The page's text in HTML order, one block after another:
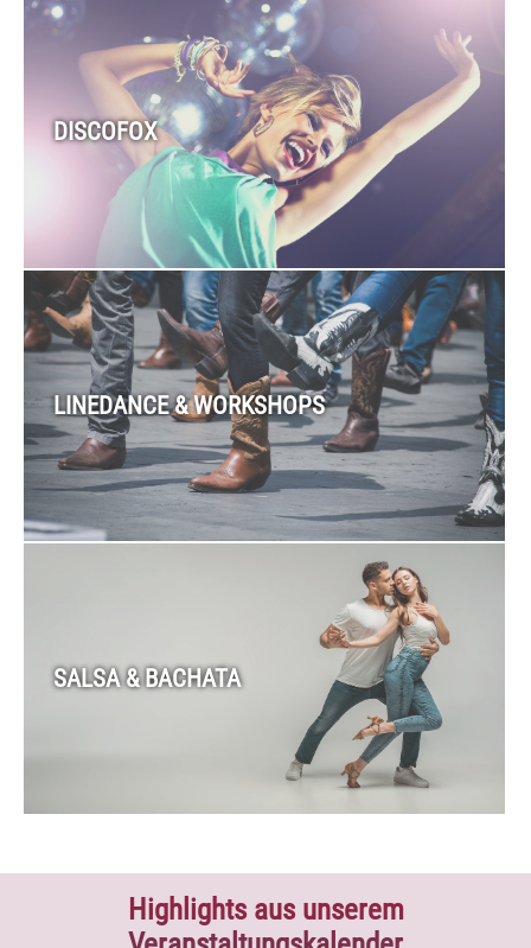
DISCOFOX
LINEDANCE & WORKSHOPS
SALSA & BACHATA
Highlights aus unserem